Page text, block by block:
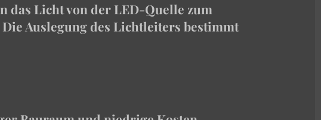
das Licht von der LED-Quelle zum
Auslegung des Lichtleiters bestimmt